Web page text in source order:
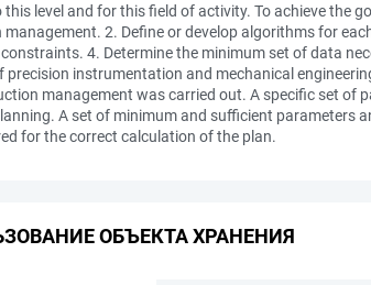
level and for this field of activity. To achieve the
2. Define or develop algorithms for
4. Determine the minimum set of data
precision instrumentation and mechanical
management was carried out. A specific set
A set of minimum and sufficient parameters
for the correct calculation of the plan.
ОБЪЕКТА ХРАНЕНИЯ